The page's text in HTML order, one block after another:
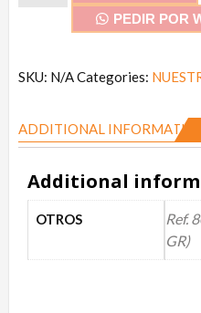
PEDIR POR
SKU: N/ACategories:
ADDITIONAL INFORMATION
Additional
OTROS
Ref.
GR)